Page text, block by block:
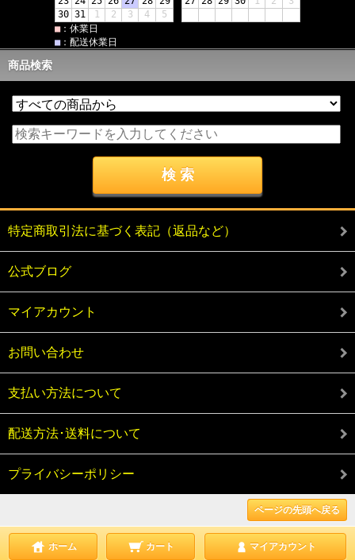
商品検索
特定商取引法に基づく表記（返品など）
公式ブログ
マイアカウント
お問い合わせ
支払い方法について
配送方法･送料について
プライバシーポリシー
ページの先頭へ戻る
ホーム カート マイアカウント